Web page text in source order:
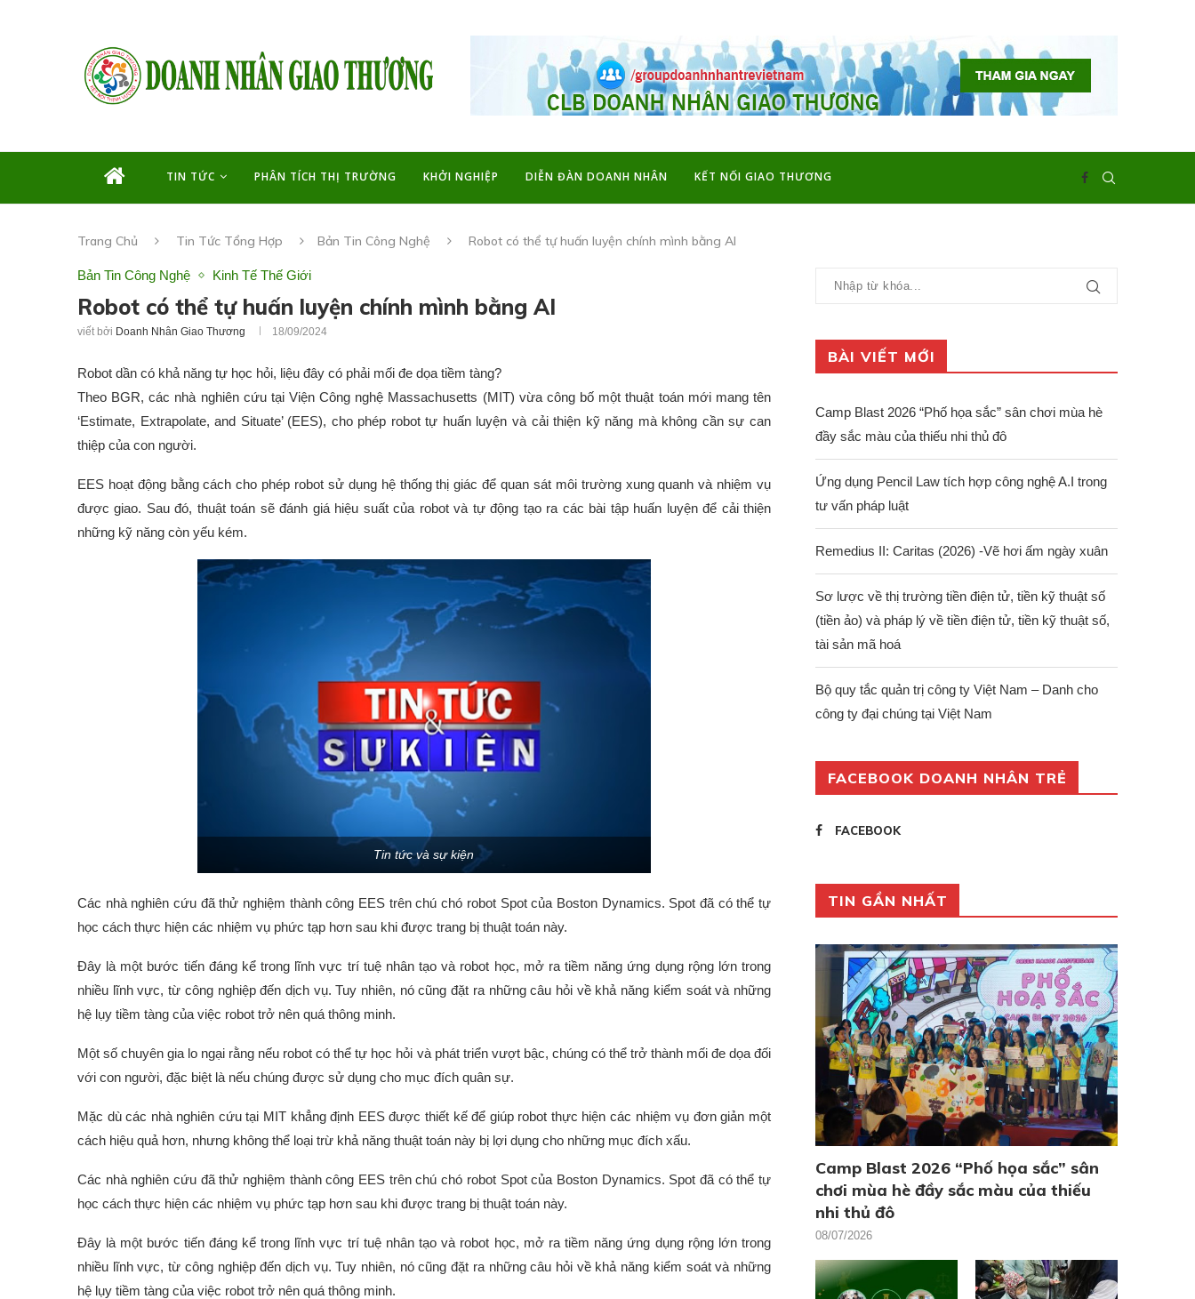
TIN TỨC PHÂN TÍCH THỊ TRƯỜNG KHỞI NGHIỆP DIỄN ĐÀN DOANH NHÂN KẾT NỐI GIAO THƯƠNG
Trang Chủ Tin Tức Tổng Hợp Bản Tin Công Nghệ Robot có thể tự huấn luyện chính mình bằng AI
Bản Tin Công Nghệ Kinh Tế Thế Giới
Robot có thể tự huấn luyện chính mình bằng AI
viết bởi Doanh Nhân Giao Thương 18/09/2024
Robot dần có khả năng tự học hỏi, liệu đây có phải mối đe dọa tiềm tàng?
Theo BGR, các nhà nghiên cứu tại Viện Công nghệ Massachusetts (MIT) vừa công bố một thuật toán mới mang tên
‘Estimate, Extrapolate, and Situate’ (EES), cho phép robot tự huấn luyện và cải thiện kỹ năng mà không cần sự can
thiệp của con người.
EES hoạt động bằng cách cho phép robot sử dụng hệ thống thị giác để quan sát môi trường xung quanh và nhiệm vụ
được giao. Sau đó, thuật toán sẽ đánh giá hiệu suất của robot và tự động tạo ra các bài tập huấn luyện để cải thiện
những kỹ năng còn yếu kém.
Tin tức và sự kiện
Các nhà nghiên cứu đã thử nghiệm thành công EES trên chú chó robot Spot của Boston Dynamics. Spot đã có thể tự
học cách thực hiện các nhiệm vụ phức tạp hơn sau khi được trang bị thuật toán này.
Đây là một bước tiến đáng kể trong lĩnh vực trí tuệ nhân tạo và robot học, mở ra tiềm năng ứng dụng rộng lớn trong
nhiều lĩnh vực, từ công nghiệp đến dịch vụ. Tuy nhiên, nó cũng đặt ra những câu hỏi về khả năng kiểm soát và những
hệ lụy tiềm tàng của việc robot trở nên quá thông minh.
Một số chuyên gia lo ngại rằng nếu robot có thể tự học hỏi và phát triển vượt bậc, chúng có thể trở thành mối đe dọa đối
với con người, đặc biệt là nếu chúng được sử dụng cho mục đích quân sự.
Mặc dù các nhà nghiên cứu tại MIT khẳng định EES được thiết kế để giúp robot thực hiện các nhiệm vụ đơn giản một
cách hiệu quả hơn, nhưng không thể loại trừ khả năng thuật toán này bị lợi dụng cho những mục đích xấu.
Các nhà nghiên cứu đã thử nghiệm thành công EES trên chú chó robot Spot của Boston Dynamics. Spot đã có thể tự
học cách thực hiện các nhiệm vụ phức tạp hơn sau khi được trang bị thuật toán này.
Đây là một bước tiến đáng kể trong lĩnh vực trí tuệ nhân tạo và robot học, mở ra tiềm năng ứng dụng rộng lớn trong
nhiều lĩnh vực, từ công nghiệp đến dịch vụ. Tuy nhiên, nó cũng đặt ra những câu hỏi về khả năng kiểm soát và những
hệ lụy tiềm tàng của việc robot trở nên quá thông minh.
BÀI VIẾT MỚI
Camp Blast 2026 “Phố họa sắc” sân chơi mùa hè
đầy sắc màu của thiếu nhi thủ đô
Ứng dụng Pencil Law tích hợp công nghệ A.I trong
tư vấn pháp luật
Remedius II: Caritas (2026) -Vẽ hơi ấm ngày xuân
Sơ lược về thị trường tiền điện tử, tiền kỹ thuật số
(tiền ảo) và pháp lý về tiền điện tử, tiền kỹ thuật số,
tài sản mã hoá
Bộ quy tắc quản trị công ty Việt Nam – Danh cho
công ty đại chúng tại Việt Nam
FACEBOOK DOANH NHÂN TRẺ
FACEBOOK
TIN GẦN NHẤT
Camp Blast 2026 “Phố họa sắc” sân
chơi mùa hè đầy sắc màu của thiếu
nhi thủ đô
08/07/2026